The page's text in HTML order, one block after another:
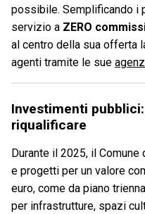
possibile. Semplificando i
servizio a ZERO
al centro della sua offerta
agenti tramite le sue
Investimenti
riqualificare
Durante il 2025, il Comune
e progetti per un valore
euro, come da piano
per infrastrutture, spazi